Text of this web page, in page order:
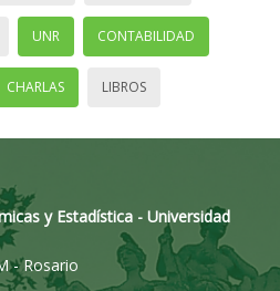
UNR CONTABILIDAD
CHARLAS LIBROS
y Estadística - Universidad
- Rosario